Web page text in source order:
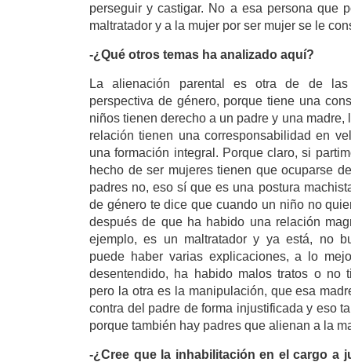
perseguir y castigar. No a esa persona que
maltratador y a la mujer por ser mujer se le
-¿Qué otros temas ha analizado aquí?
La alienación parental es otra de de
perspectiva de género, porque tiene una
niños tienen derecho a un padre y una
relación tienen una corresponsabilidad en
una formación integral. Porque claro, si
hecho de ser mujeres tienen que ocuparse
padres no, eso sí que es una postura
de género te dice que cuando un niño no
después de que ha habido una relación
ejemplo, es un maltratador y ya está, no
puede haber varias explicaciones, a lo
desentendido, ha habido malos tratos o no
pero la otra es la manipulación, que esa
contra del padre de forma injustificada y eso
porque también hay padres que alienan a la
-¿Cree que la inhabilitación en el cargo a